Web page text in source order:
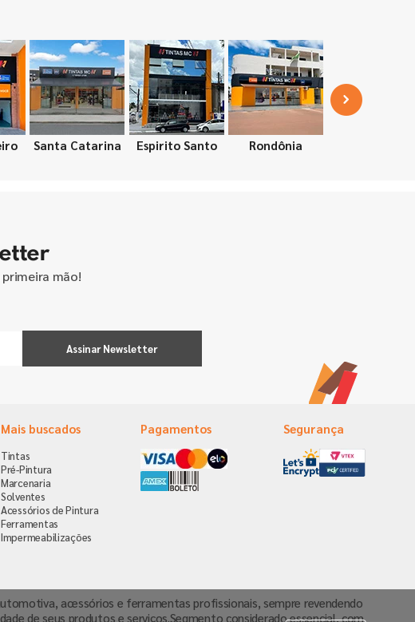
Santa Catarina Espirito Santo Rondônia
mão!
Assinar Newsletter
Mais buscados
Tintas
Pré-Pintura
Marcenaria
Solventes
Acessórios de Pintura
Ferramentas
Impermeabilizações
Pagamentos Segurança
acessórios e ferramentas profissionais, sempre revendendo
de seus produtos e serviços.Segmento considerado essencial, com